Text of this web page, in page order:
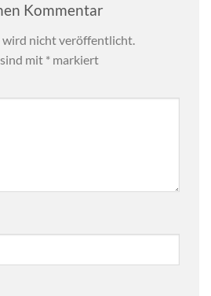
Kommentar
nicht veröffentlicht.
mit * markiert